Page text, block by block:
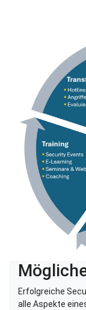
Erfolgreiche
alle Aspekte